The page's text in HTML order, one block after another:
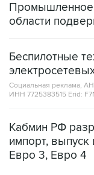
Промышленное
области
Беспилотные
Социальная реклама,
ИНН 7725383515 Erid:
Кабмин РФ
импорт,
Евро 3, Евро 4